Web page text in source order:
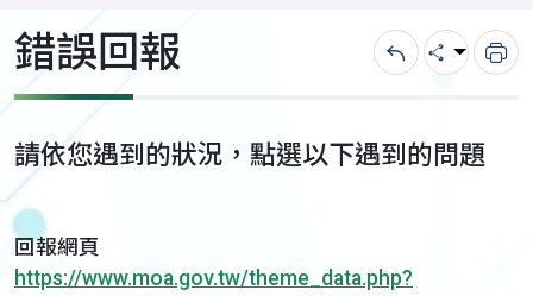
錯誤回報 回上一頁
分享 列
請依您遇到的狀況，點選以下遇到的問題
回報網頁
https://www.moa.gov.tw/theme_data.php?